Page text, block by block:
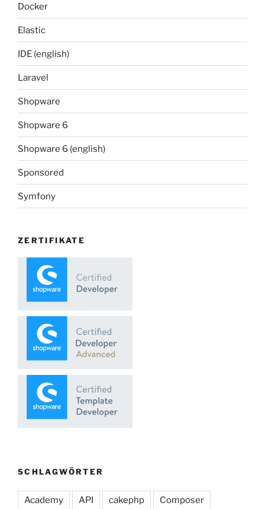
Docker
Elastic
IDE (english)
Laravel
Shopware
Shopware 6
Shopware 6 (english)
Sponsored
Symfony
ZERTIFIKATE
SCHLAGWÖRTER
Academy API cakephp Composer